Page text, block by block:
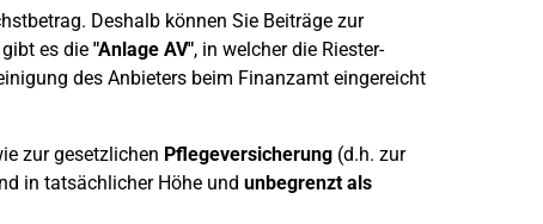
Deshalb können Sie Beiträge zur
es die "Anlage AV", in welcher die Riester-
des Anbieters beim Finanzamt eingereicht
zur gesetzlichen Pflegeversicherung(d.h. zur
in tatsächlicher Höhe und unbegrenzt als